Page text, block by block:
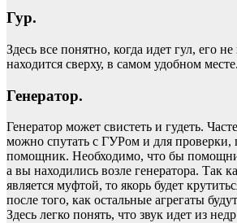
Гур.
Здесь все понятно, когда идет гул, его
находится сверху, в самом удобном месте.
Генератор.
Генератор может свистеть и гудеть.
можно спутать с ГУРом и для проверки,
помощник. Необходимо, что бы
а вы находились возле генератора. Так
является муфтой, то якорь будет
после того, как остальные агрегаты
Здесь легко понять, что звук идет из